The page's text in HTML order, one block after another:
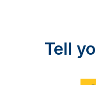
Tell